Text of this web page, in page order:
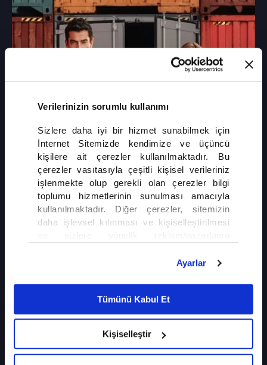
Verilerinizin sorumlu kullanımı
Sizlere daha iyi bir hizmet sunabilmek için
İnternet Sitemizde kendimize ve üçüncü
kişilere ait çerezler kullanılmaktadır. Bu
çerezler vasıtasıyla çeşitli kişisel verileriniz
işlenmekte olup gerekli olan çerezler bilgi
toplumu hizmetlerinin sunulması amacıyla
kullanılmaktadır. Diğer çerezler, sitemizin
daha işlevsel kılınması ve kişiselleştirilmesi
olarak açık rızanız dahilinde kullanılacaktır.
vasıtasıyla belirleyebilirsiniz. Çerezlere ilişkin
detaylı bilgi için Ayarlar butonuna tıklayabilir,
Çerez BilgilendirmeMetnimizi ziyaret
6698 sayılı Kişisel Verilerin Korunması
Kanunu uyarınca hazırlanmış olan İnternet
Ayarlar
Tümünü Kabul Et
Kişiselleştir
7 Nisan 2026, Salı
12. Bölüm fragmanı
24 Şubat 2026, Salı
A.B.İ.